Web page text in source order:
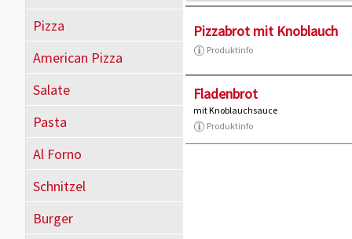
Pizza
American Pizza
Salate
Pasta
Al Forno
Schnitzel
Burger
Pizzabrot mit Knoblauch
Produktinfo
Fladenbrot
mit Knoblauchsauce
Produktinfo